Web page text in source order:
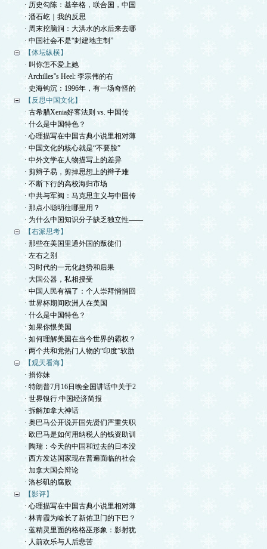
· 历史勾陈：基辛格，联合国，中国
· 潘石屹｜我的反思
· 周末挖脑洞：大洪水的水后来去哪
· 中国社会不是“封建地主制”
【体坛纵横】
· 叫你怎不爱上她
· Archilles''s Heel: 李宗伟的右
· 史海钩沉：1996年，有一场奇怪的
【反思中国文化】
· 古希腊Xenia好客法则 vs. 中国传
· 什么是中国特色？
· 心理描写在中国古典小说里相对薄
· 中国文化的核心就是“不要脸”
· 中外文学在人物描写上的差异
· 剪辫子易，剪掉思想上的辫子难
· 不断下行的高校海归市场
· 中共与军阀：马克思主义与中国传
· 那点小聪明往哪里用？
· 为什么中国知识分子缺乏独立性——
【右派思考】
· 那些在美国里通外国的叛徒们
· 左右之别
· 习时代的一元化趋势和后果
· 大国公器，私相授受
· 中国人民有福了：个人崇拜悄悄回
· 世界杯期间欧洲人在美国
· 什么是中国特色？
· 如果你恨美国
· 如何理解美国在当今世界的霸权？
· 两个共和党热门人物的“印度”软肋
【观天看海】
· 捐你妹
· 特朗普7月16日晚全国讲话中关于2
· 世界银行:中国经济简报
· 拆解加拿大神话
· 奥巴马公开说开国先贤们严重失职
· 欧巴马是如何用纳税人的钱资助训
· 陶瑞：今天的中国和过去的日本没
· 西方发达国家现在普遍面临的社会
· 加拿大国会辩论
· 洛杉矶的腐败
【影评】
· 心理描写在中国古典小说里相对薄
· 林青霞为啥长了新佑卫门的下巴？
· 蓝精灵里面的格格巫形象：影射犹
· 人前欢乐与人后悲苦